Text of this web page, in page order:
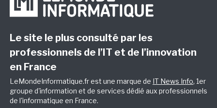
Le site le plus consulté par les
professionnels de l’IT et de l’innovation
en France
LeMondeInformatique.fr est une marque de IT News Info, 1er
groupe d'information et de services dédié aux professionnels
de l'informatique en France.